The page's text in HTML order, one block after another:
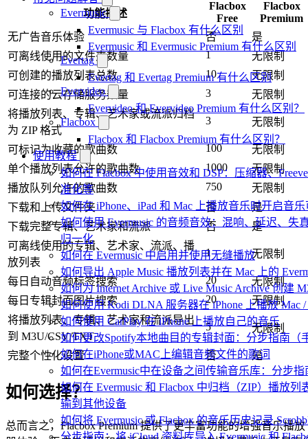
Evermusic
Evermusic 与 Flacbox 有什么区别
Evermusic 和 Evermusic Premium 有什么区别
Evertag
Evertag 和 Evertag Premium 有什么区别
Evervideo
Evervideo 和 Evervideo Premium 有什么区别？
Flacbox
Flacbox 和 Flacbox Premium 有什么区别？
使用教程
如何在 Flacbox 中使用音效和 DSP：压缩器、
准化等
如何在 iPhone、iPad 和 Mac 上播放音乐时开启音
如何使用 Evermusic 的音频音效：混响、延迟、失
归一化
如何在 Evermusic 中启用并使用无缝播放
如何导出 Apple Music 播放列表并在 Mac 上的
如何为 Internet Archive 或 Live Music Archive 创建
如何使用 Kodi DLNA 服务器在 iPhone 上播放 Mac
如何使用 CarPlay 在 iPhone 上播放自己的音乐
如何更改Spotify本地曲目的专辑封面：分步指南（
如何在iPhone或MAC上编辑音频文件的歌词
如何在Evermusic中在设备之间传输音乐库：分步指
如何在 Evermusic 和 Flacbox 中归档（ZIP）播放
输到其他设备
如何将 Evermusic 或 Flacbox 的音乐历史记录
分步指南：将 iCloud 资料库导入 Evermusic 和
功能描述
Flacbox
Free
Flacbox
Premium
无广告音乐体验
否
是
可离线使用的文件夹数量
1
无限制
可创建的播放列表总数
10
无限制
可连接的云存储服务数量
3
无限制
将播放列表、专辑、艺术家或流派归档
为 ZIP 格式
3 无限制
可标记为收藏的歌曲数 100
无限制
单个播放列表允许的歌曲数
1000
无限制
播放队列允许的歌曲数
750
无限制
下载和上传文件夹
否
是
下载完整专辑、艺术家和流派
否
是
可离线使用的专辑、艺术家、流派、播
放列表
1 无限制
每日自动音频标签搜索 20
无限制
每日专辑封面图片搜索
20
无限制
将播放列表、专辑、艺术家和流派导出
到 M3U/CSV/TXT
5 无限制
完整个性化设置 否 是
如何选择？
总而言之，Flacbox Premium 提供了更丰富功能的增强音乐播放